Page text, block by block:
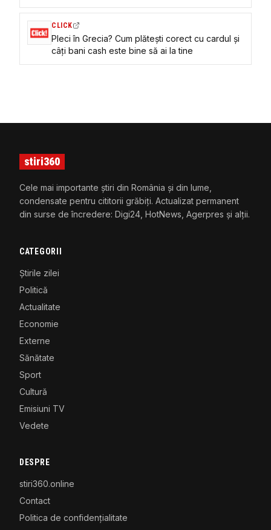
liderul rus să liniștească populația afectată de
CLICK
Pleci în Grecia? Cum plătești corect cu cardul și
câți bani cash este bine să ai la tine
stiri360
Cele mai importante știri din România și din lume,
condensate pentru cititorii grăbiți. Actualizat permanent
din surse de încredere: Digi24, HotNews, Agerpres și alții.
CATEGORII
Știrile zilei
Politică
Actualitate
Economie
Externe
Sănătate
Sport
Cultură
Emisiuni TV
Vedete
DESPRE
stiri360.online
Contact
Politica de confidențialitate